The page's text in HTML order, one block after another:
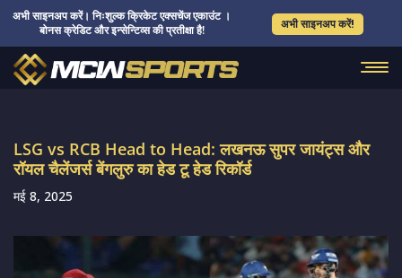
अभी साइनअप करें। निःशुल्क क्रिकेट एक्सचेंज एकाउंट ।
बोनस क्रेडिट और इन्सेन्टिव्स की प्रतीक्षा है!
अभी साइनअप करें!
LSG vs RCB Head to Head: लखनऊ सुपर जायंट्स और
रॉयल चैलेंजर्स बेंगलुरु का हेड टू हेड रिकॉर्ड
मई 8, 2025